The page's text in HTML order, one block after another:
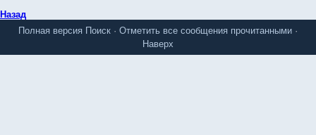
Назад
Полная версия Поиск · Отметить все сообщения прочитанными ·
Наверх